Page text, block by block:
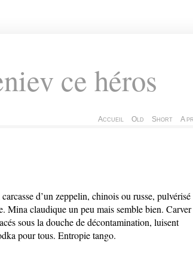
ce héros
Accueil Old Short A
d’un zeppelin, chinois ou russe, pulvérisé
Mina claudique un peu mais semble bien. Carver
sous la douche de décontamination, luisent
pour tous. Entropie tango.